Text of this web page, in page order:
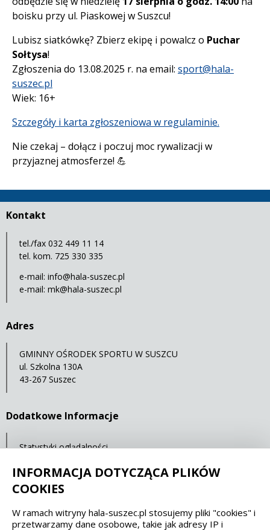
boisku przy ul. Piaskowej w Suszcu!
Lubisz siatkówkę? Zbierz ekipę i powalcz o Puchar
Sołtysa!
Zgłoszenia do 13.08.2025 r. na email: sport@hala-
suszec.pl
Wiek: 16+
Szczegóły i karta zgłoszeniowa w regulaminie.
Nie czekaj – dołącz i poczuj moc rywalizacji w
przyjaznej atmosferze! 💪
Kontakt
tel./fax 032 449 11 14
tel. kom. 725 330 335
e-mail: info@hala-suszec.pl
e-mail: mk@hala-suszec.pl
Adres
GMINNY OŚRODEK SPORTU W SUSZCU
ul. Szkolna 130A
43-267 Suszec
Dodatkowe Informacje
Statystyki oglądalności
Spełniamy standardy dostępności oraz W3C
INFORMACJA DOTYCZĄCA PLIKÓW
COOKIES
W ramach witryny hala-suszec.pl stosujemy pliki "cookies" i
przetwarzamy dane osobowe, takie jak adresy IP i